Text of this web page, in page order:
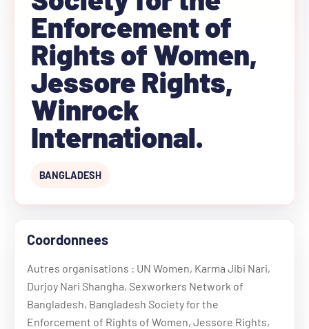
Enforcement of
Rights of Women,
Jessore Rights,
Winrock
International.
BANGLADESH
Coordonnees
Autres organisations : UN Women, Karma Jibi Nari,
Durjoy Nari Shangha, Sexworkers Network of
Bangladesh, Bangladesh Society for the
Enforcement of Rights of Women, Jessore Rights,